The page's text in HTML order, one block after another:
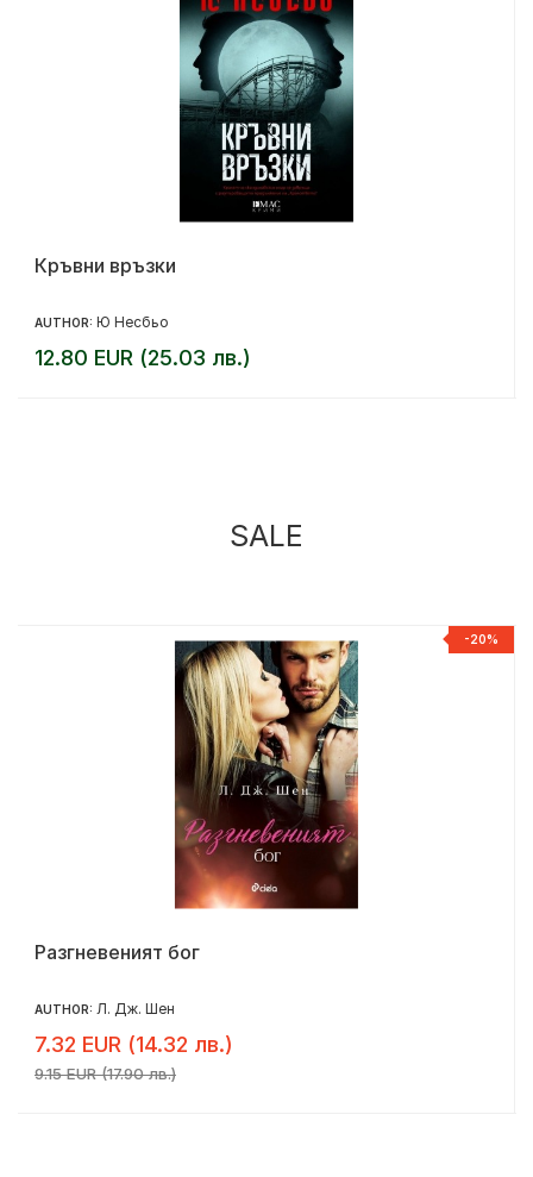
Кръвни връзки
AUTHOR: Ю Несбьо
12.80 EUR (25.03 лв.)
SALE
-20%
Разгневеният бог
AUTHOR: Л. Дж. Шен
7.32 EUR (14.32 лв.)
9.15 EUR (17.90 лв.)